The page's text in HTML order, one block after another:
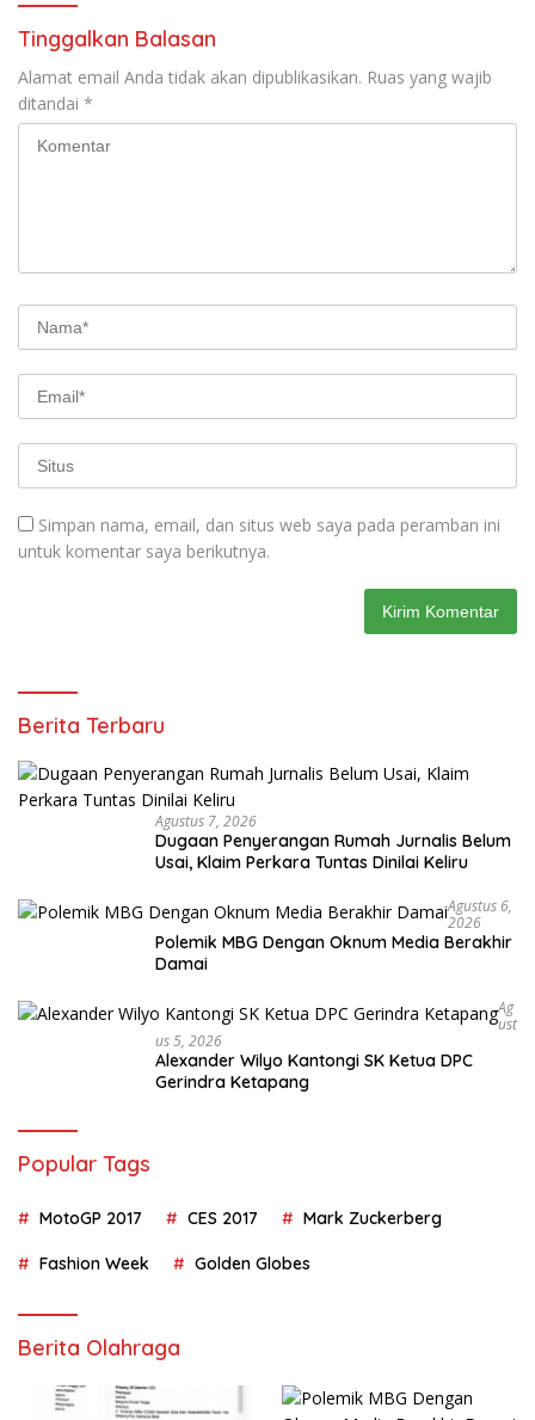
Tinggalkan Balasan
Alamat email Anda tidak akan dipublikasikan. Ruas yang wajib
ditandai *
Simpan nama, email, dan situs web saya pada peramban ini
untuk komentar saya berikutnya.
Berita Terbaru
Agustus 7, 2026
Dugaan Penyerangan Rumah Jurnalis Belum
Usai, Klaim Perkara Tuntas Dinilai Keliru
Agustus 6,
2026
Polemik MBG Dengan Oknum Media Berakhir
Damai
Ag
Ust
Us 5, 2026
Alexander Wilyo Kantongi SK Ketua DPC
Gerindra Ketapang
Popular Tags
MotoGP 2017 CES 2017 Mark Zuckerberg
Fashion Week Golden Globes
Berita Olahraga